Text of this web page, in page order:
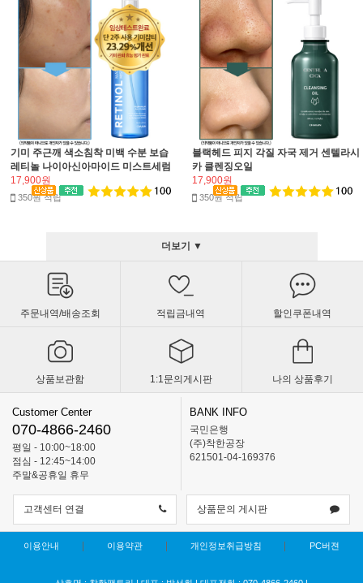
기미 주근깨 색소침착 미백 수분 보습
레티놀 나이아신아마이드 미스트세럼
17,900원
350원 적립
블랙헤드 피지 각질 자국 제거 센텔라시
카 클렌징오일
17,900원
350원 적립
더보기 ▼
주문내역/배송조회 적립금내역 할인쿠폰내역
상품보관함 1:1문의게시판 나의 상품후기
Customer Center
070-4866-2460
평일 - 10:00~18:00
점심 - 12:45~14:00
주말&공휴일 휴무
BANK INFO
국민은행
(주)착한공장
621501-04-169376
고객센터 연결 상품문의 게시판
이용안내 이용약관 개인정보취급방침 PC버젼